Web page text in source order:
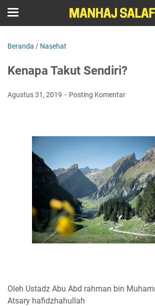
Beranda / Nasehat
Kenapa Takut Sendiri?
Agustus 31, 2019 Posting Komentar
Oleh Ustadz Abu Abd rahman bin
Atsary hafidzhahullah